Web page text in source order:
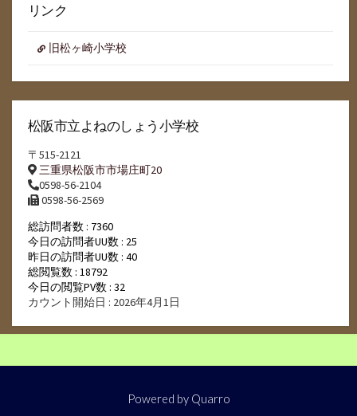
リンク
旧松ヶ崎小学校
松阪市立よねのしょう小学校
〒515-2121
三重県松阪市市場庄町20
0598-56-2104
0598-56-2569
総訪問者数 : 7360
今日の訪問者UU数 : 25
昨日の訪問者UU数 : 40
総閲覧数 : 18792
今日の閲覧PV数 : 32
カウント開始日 : 2026年4月1日
Powered by Quarro